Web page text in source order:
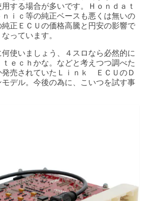
する場合が多いです。Ｈｏｎｄａｔ
ｎｉｃ等の純正ベースも悪くは無いの
正ＥＣＵの価格高騰と円安の影響で
っています。
使いましょう、４スロなら必然的に
ｔｅｃｈかな。などと考えつつ調べた
発売されていたＬｉｎｋ ＥＣＵのＤ
モデル。今後の為に、こいつを試す事